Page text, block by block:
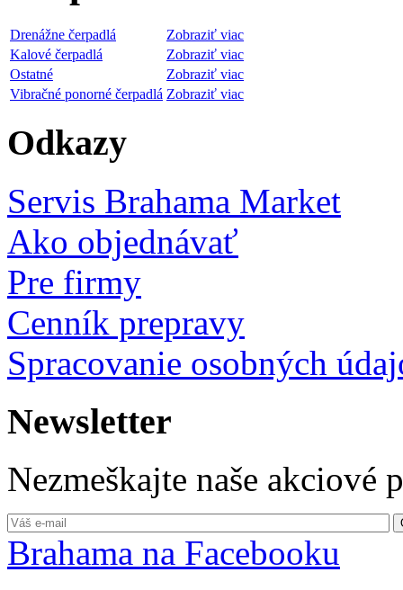
Drenážne čerpadlá
Zobraziť viac
Kalové čerpadlá
Zobraziť viac
Ostatné
Zobraziť viac
Vibračné ponorné čerpadlá Zobraziť viac
Odkazy
Servis Brahama Market
Ako objednávať
Pre firmy
Cenník prepravy
Spracovanie osobných
Newsletter
Nezmeškajte naše akciové
Brahama na Facebooku